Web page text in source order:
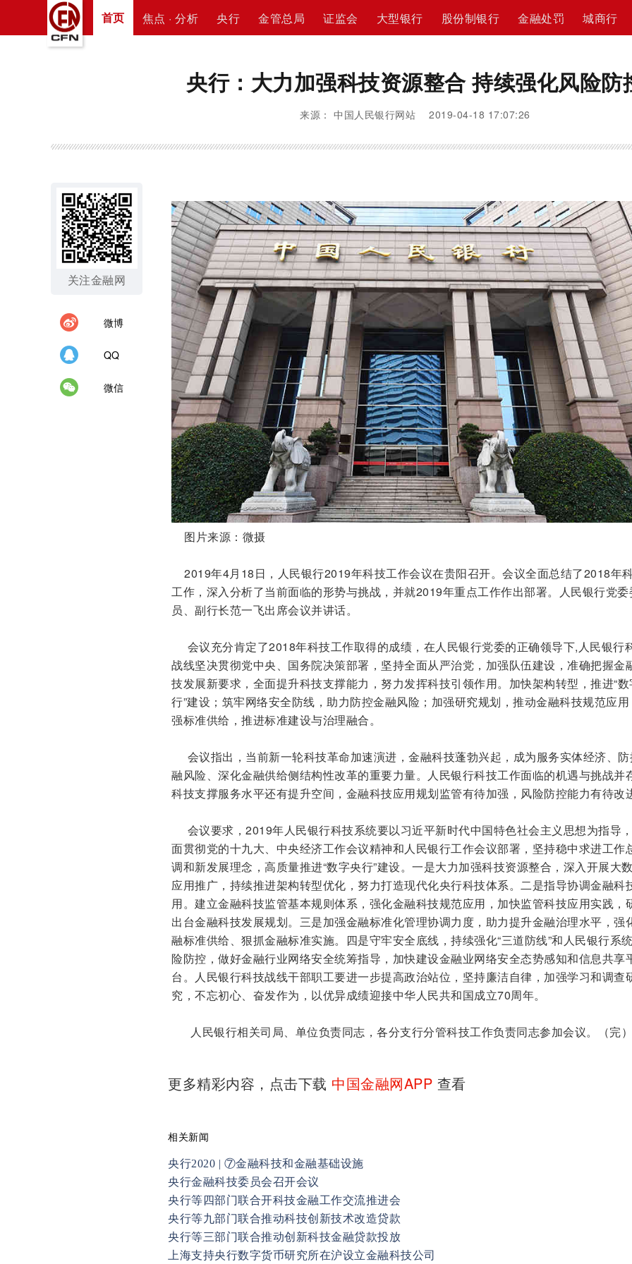
首页 焦点 · 分析 央行 金管总局 证监会 大型银行 股份制银行 金融处罚 城商行
央行：大力加强科技资源整合 持续强化风险防
来源： 中国人民银行网站 2019-04-18 17:07:26
关注金融网
微博
QQ
微信
图片来源：微摄
2019年4月18日，人民银行2019年科技工作会议在贵阳召开。会议全面总结了2018年
工作，深入分析了当前面临的形势与挑战，并就2019年重点工作作出部署。人民银行党委
员、副行长范一飞出席会议并讲话。
会议充分肯定了2018年科技工作取得的成绩，在人民银行党委的正确领导下,人民银行
战线坚决贯彻党中央、国务院决策部署，坚持全面从严治党，加强队伍建设，准确把握金
技发展新要求，全面提升科技支撑能力，努力发挥科技引领作用。加快架构转型，推进“
行”建设；筑牢网络安全防线，助力防控金融风险；加强研究规划，推动金融科技规范应
强标准供给，推进标准建设与治理融合。
会议指出，当前新一轮科技革命加速演进，金融科技蓬勃兴起，成为服务实体经济、
融风险、深化金融供给侧结构性改革的重要力量。人民银行科技工作面临的机遇与挑战并
科技支撑服务水平还有提升空间，金融科技应用规划监管有待加强，风险防控能力有待改
会议要求，2019年人民银行科技系统要以习近平新时代中国特色社会主义思想为指导
面贯彻党的十九大、中央经济工作会议精神和人民银行工作会议部署，坚持稳中求进工作
调和新发展理念，高质量推进“数字央行”建设。一是大力加强科技资源整合，深入开展大
应用推广，持续推进架构转型优化，努力打造现代化央行科技体系。二是指导协调金融科
用。建立金融科技监管基本规则体系，强化金融科技规范应用，加快监管科技应用实践，
出台金融科技发展规划。三是加强金融标准化管理协调力度，助力提升金融治理水平，强
融标准供给、狠抓金融标准实施。四是守牢安全底线，持续强化“三道防线”和人民银行系
险防控，做好金融行业网络安全统筹指导，加快建设金融业网络安全态势感知和信息共享
台。人民银行科技战线干部职工要进一步提高政治站位，坚持廉洁自律，加强学习和调查
究，不忘初心、奋发作为，以优异成绩迎接中华人民共和国成立70周年。
人民银行相关司局、单位负责同志，各分支行分管科技工作负责同志参加会议。（完）
更多精彩内容，点击下载 中国金融网APP 查看
相关新闻
央行2020 | ⑦金融科技和金融基础设施
央行金融科技委员会召开会议
央行等四部门联合开科技金融工作交流推进会
央行等九部门联合推动科技创新技术改造贷款
央行等三部门联合推动创新科技金融贷款投放
上海支持央行数字货币研究所在沪设立金融科技公司